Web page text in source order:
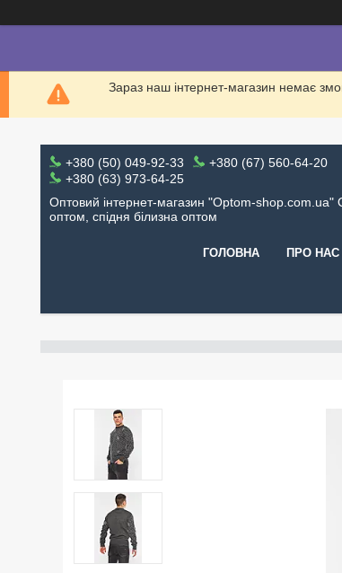
Зараз наш інтернет-магазин немає
+380 (50) 049-92-33
+380 (67) 560-64-20
+380 (63) 973-64-25
Оптовий інтернет-магазин "Optom-shop.com.ua"
оптом, спідня білизна оптом
ГОЛОВНА ПРО НАС